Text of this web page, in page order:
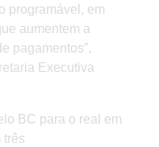
programável, em
aumentem a
pagamentos”,
Executiva
BC para o real em
três